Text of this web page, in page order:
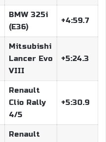
BMW 325i
(E36)
+4:59.7
Mitsubishi
Lancer Evo
VIII
+5:24.3
Renault
Clio Rally
4/5
+5:30.9
Renault